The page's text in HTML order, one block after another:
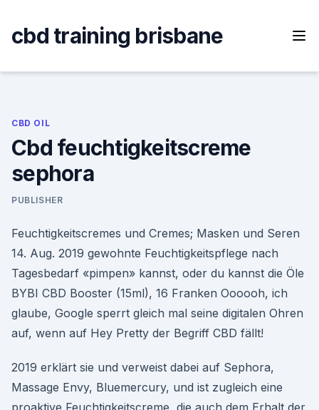
content
cbd training brisbane
CBD OIL
Cbd feuchtigkeitscreme
sephora
PUBLISHER
Feuchtigkeitscremes und Cremes; Masken und Seren
14. Aug. 2019 gewohnte Feuchtigkeitspflege nach
Tagesbedarf «pimpen» kannst, oder du kannst die Öle
BYBI CBD Booster (15ml), 16 Franken Oooooh, ich
glaube, Google sperrt gleich mal seine digitalen Ohren
auf, wenn auf Hey Pretty der Begriff CBD fällt!
2019 erklärt sie und verweist dabei auf Sephora,
Massage Envy, Bluemercury, und ist zugleich eine
proaktive Feuchtigkeitscreme, die auch dem Erhalt der